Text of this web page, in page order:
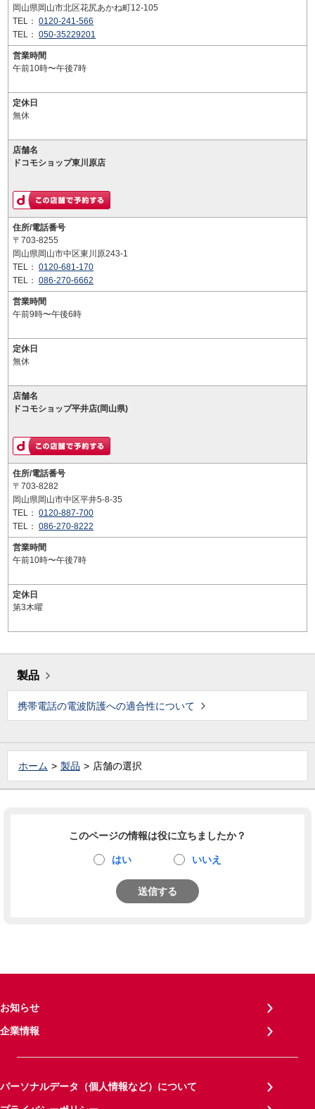
岡山県岡山市北区花尻あかね町12-105
TEL： 0120-241-566
TEL： 050-35229201
営業時間
午前10時〜午後7時
定休日
無休
店舗名
ドコモショップ東川原店
住所/電話番号
〒703-8255
岡山県岡山市中区東川原243-1
TEL： 0120-681-170
TEL： 086-270-6662
営業時間
午前9時〜午後6時
定休日
無休
店舗名
ドコモショップ平井店(岡山県)
住所/電話番号
〒703-8282
岡山県岡山市中区平井5-8-35
TEL： 0120-887-700
TEL： 086-270-8222
営業時間
午前10時〜午後7時
定休日
第3木曜
製品
携帯電話の電波防護への適合性について
ホーム 製品 店舗の選択
このページの情報は役に立ちましたか？
はい いいえ
送信する
お知らせ
企業情報
パーソナルデータ（個人情報など）について